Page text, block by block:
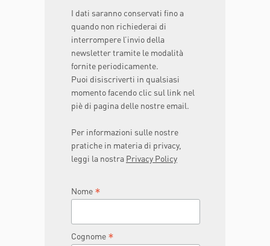
I dati saranno conservati fino a
quando non richiederai di
interrompere l’invio della
newsletter tramite le modalità
fornite periodicamente.
Puoi disiscriverti in qualsiasi
momento facendo clic sul link nel
piè di pagina delle nostre email.
Per informazioni sulle nostre
pratiche in materia di privacy,
leggi la nostra Privacy Policy
Nome *
Cognome *